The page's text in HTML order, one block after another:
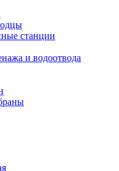
станции
и водоотвода